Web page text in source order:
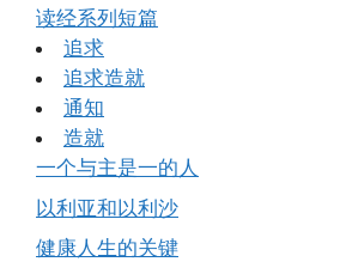
读经系列短篇
追求
追求造就
通知
造就
一个与主是一的人
以利亚和以利沙
健康人生的关键